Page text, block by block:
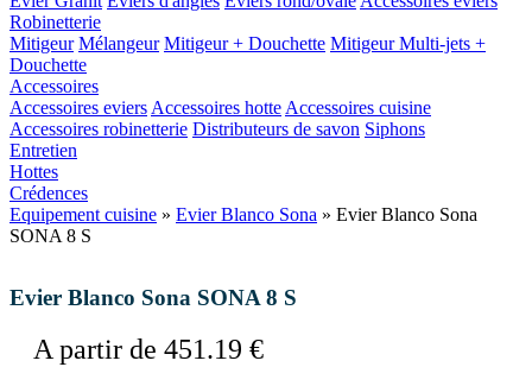
Robinetterie
Mitigeur Mélangeur Mitigeur + Douchette Mitigeur Multi-jets +
Douchette
Accessoires
Accessoires eviers Accessoires hotte Accessoires cuisine
Accessoires robinetterie Distributeurs de savon Siphons
Entretien
Hottes
Crédences
Equipement cuisine » Evier Blanco Sona » Evier Blanco Sona
SONA 8 S
Evier Blanco Sona SONA 8 S
A partir de 451.19 €